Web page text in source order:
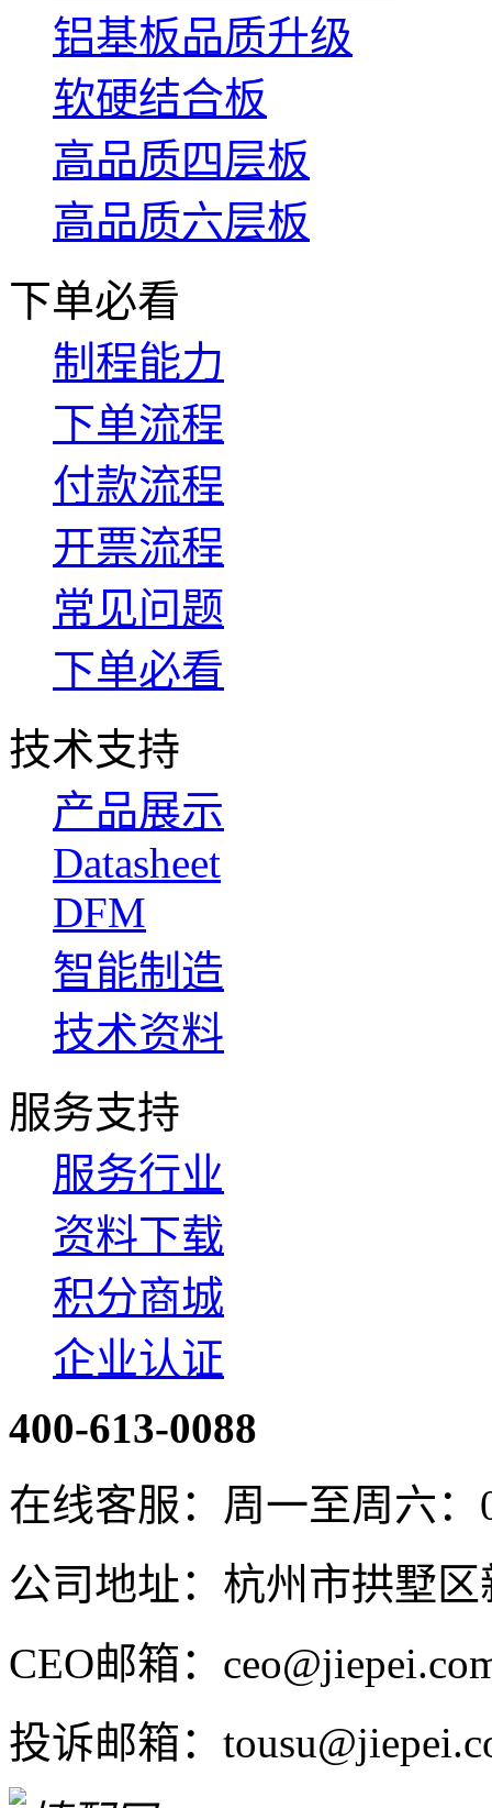
铝基板品质升级
软硬结合板
高品质四层板
高品质六层板
下单必看
制程能力
下单流程
付款流程
开票流程
常见问题
下单必看
技术支持
产品展示
Datasheet
DFM
智能制造
技术资料
服务支持
服务行业
资料下载
积分商城
企业认证
400-613-0088
在线客服：周一至周六：
公司地址：杭州市拱墅
CEO邮箱：
投诉邮箱：